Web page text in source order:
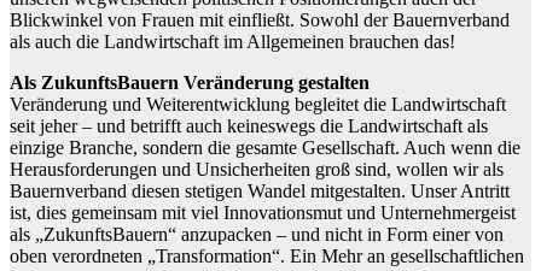
Blickwinkel von Frauen mit einfließt. Sowohl der Bauernverband
als auch die Landwirtschaft im Allgemeinen brauchen das!
Als ZukunftsBauern Veränderung gestalten
Veränderung und Weiterentwicklung begleitet die Landwirtschaft
seit jeher – und betrifft auch keineswegs die Landwirtschaft als
einzige Branche, sondern die gesamte Gesellschaft. Auch wenn die
Herausforderungen und Unsicherheiten groß sind, wollen wir als
Bauernverband diesen stetigen Wandel mitgestalten. Unser Antritt
ist, dies gemeinsam mit viel Innovationsmut und Unternehmergeist
als „ZukunftsBauern“ anzupacken – und nicht in Form einer von
oben verordneten „Transformation“. Ein Mehr an gesellschaftlichen